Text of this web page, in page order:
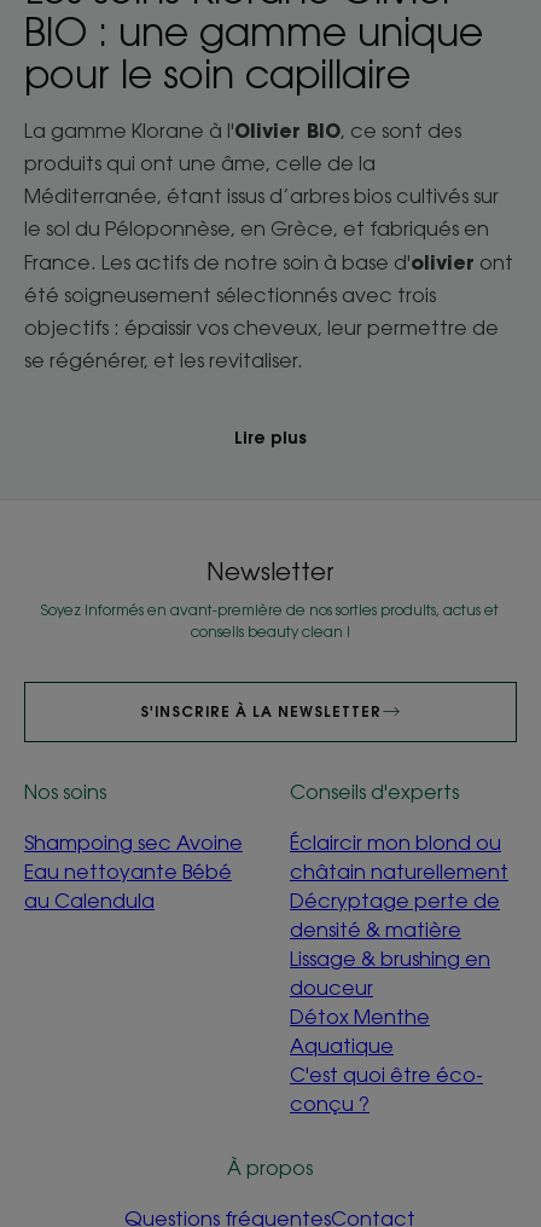
BIO : une gamme unique
pour le soin capillaire
La gamme Klorane à l'Olivier BIO, ce sont des
produits qui ont une âme, celle de la
Méditerranée, étant issus d’arbres bios cultivés sur
le sol du Péloponnèse, en Grèce, et fabriqués en
France. Les actifs de notre soin à base d'olivier ont
été soigneusement sélectionnés avec trois
objectifs : épaissir vos cheveux, leur permettre de
se régénérer, et les revitaliser.
Lire plus
Newsletter
Soyez informés en avant-première de nos sorties produits, actus et
conseils beauty clean !
S'INSCRIRE À LA NEWSLETTER
Nos soins
Shampoing sec Avoine
Eau nettoyante Bébé
au Calendula
Conseils d'experts
Éclaircir mon blond ou
châtain naturellement
Décryptage perte de
densité & matière
Lissage & brushing en
douceur
Détox Menthe
Aquatique
C'est quoi être éco-
conçu ?
À propos
Questions fréquentesContact